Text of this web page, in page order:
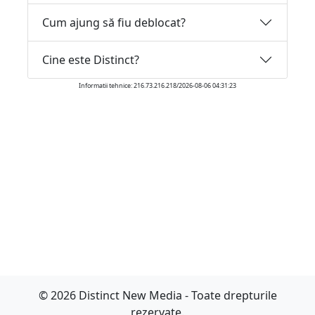
Cum ajung să fiu deblocat?
Cine este Distinct?
Informatii tehnice: 216.73.216.218/2026-08-06 04:31:23
© 2026 Distinct New Media - Toate drepturile